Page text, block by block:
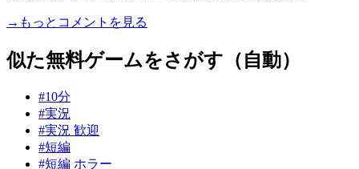
→もっとコメントを見る
似た無料ゲームをさがす（自動）
#10分
#実況
#実況 歓迎
#短編
#短編 ホラー